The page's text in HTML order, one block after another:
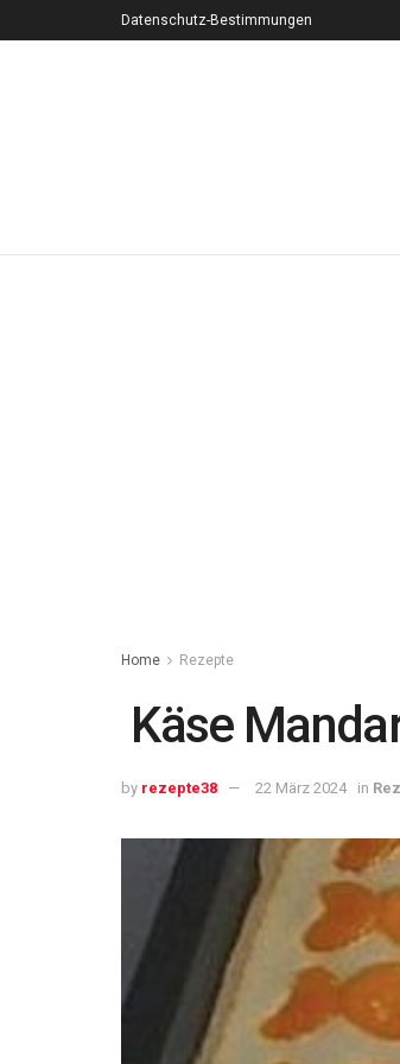
Datenschutz-Bestimmungen
Home Rezepte
Käse
by rezepte38 22 März 2024 in